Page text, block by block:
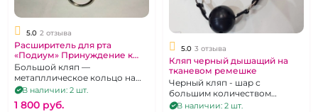
5.0 2 отзыва
Расширитель для рта
«Подиум» Принуждение к
оральному сексу
Большой кляп —
метапллическое кольцо на
кожанных ремешках
В наличии: 2 шт.
1 800 pуб.
5.0 3 отзыва
Кляп черный дышащий на
тканевом ремешке
Черный кляп - шар с
большим количеством
отверстий для дыхания
В наличии: 2 шт.